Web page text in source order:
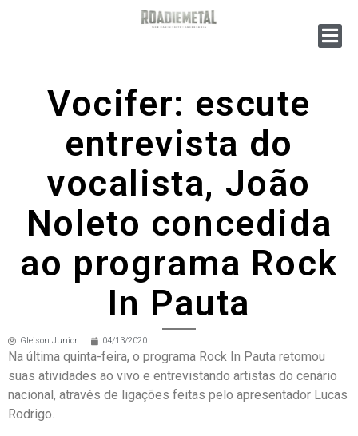
Vocifer: escute
entrevista do
vocalista, João
Noleto concedida
ao programa Rock
In Pauta
Gleison Junior 04/13/2020
Na última quinta-feira, o programa Rock In Pauta retomou
suas atividades ao vivo e entrevistando artistas do cenário
nacional, através de ligações feitas pelo apresentador Lucas
Rodrigo.